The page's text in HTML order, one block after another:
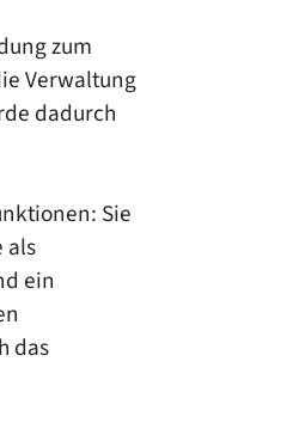
zum
Verwaltung
dadurch
Sie
als
ein
das